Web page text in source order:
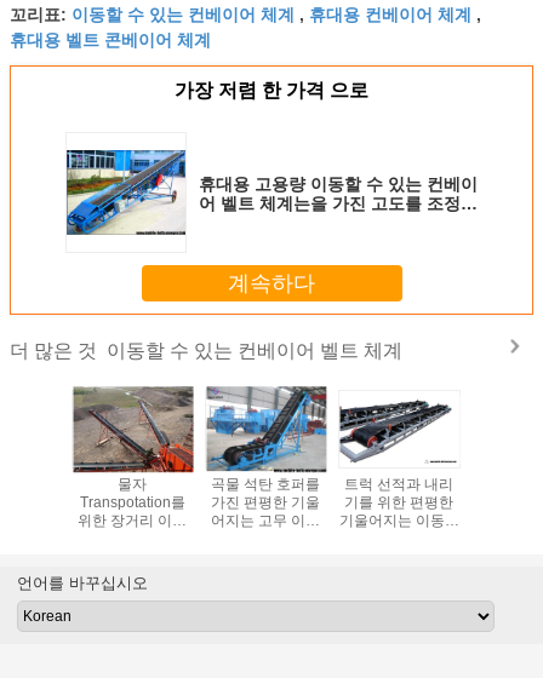
꼬리표: 이동할 수 있는 컨베이어 체계 , 휴대용 컨베이어 체계 ,
휴대용 벨트 콘베이어 체계
가장 저렴 한 가격 으로
휴대용 고용량 이동할 수 있는 컨베이
어 벨트 체계는을 가진 고도를 조정합
계속하다
더 많은 것 이동할 수 있는 컨베이어 벨트 체계
물자
Transpotation를
위한 장거리 이동
곡물 석탄 호퍼를
가진 편평한 기울
어지는 고무 이동
트럭 선적과 내리
기를 위한 편평한
기울어지는 이동할
언어를 바꾸십시오